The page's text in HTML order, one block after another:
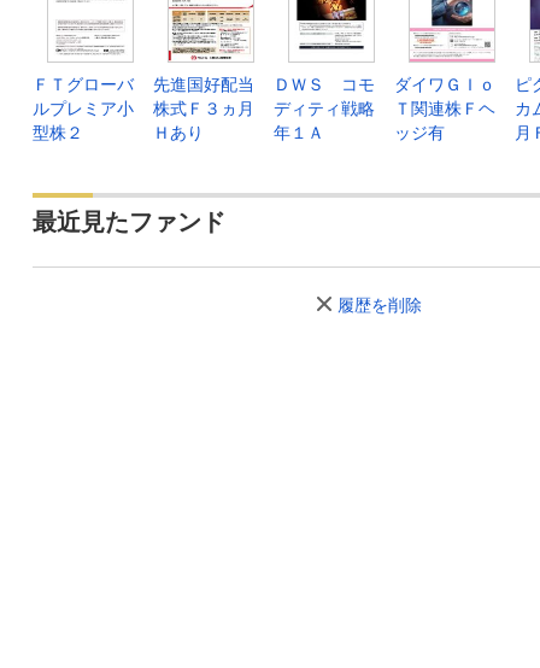
ＦＴグローバ
ルプレミア小
型株２
先進国好配当
株式Ｆ３ヵ月
Ｈあり
ＤＷＳ コモ
ディティ戦略
年１Ａ
ダイワＧＩｏ
Ｔ関連株Ｆヘ
ッジ有
ピ
カ
月
最近見たファンド
履歴を削除